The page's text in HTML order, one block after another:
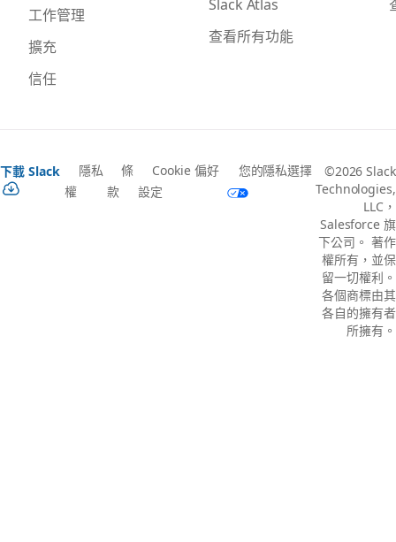
工作管理
擴充
信任
查看所有功能
下載 Slack
隱私
權
條
款
Cookie 偏好
設定
您的隱私選擇
©2026 Slack
Technologies,
LLC，
Salesforce 旗
下公司。 著作
權所有，並保
留一切權利。
各個商標由其
各自的擁有者
所擁有。